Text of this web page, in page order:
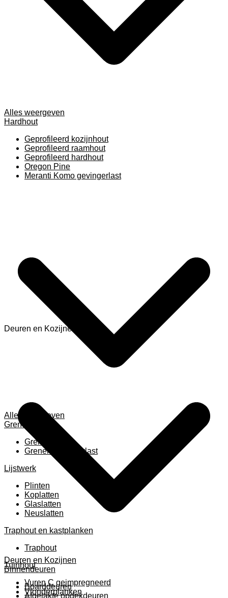
Alles weergeven
Hardhout
Geprofileerd kozijnhout
Geprofileerd raamhout
Geprofileerd hardhout
Oregon Pine
Meranti Komo gevingerlast
Alles weergeven
Grenen
Grenen B ruw
Grenen gevingerlast
Lijstwerk
Plinten
Koplatten
Glaslatten
Neuslatten
Traphout en kastplanken
Traphout
Tuinhout
Vuren C geimpregneerd
Vlonderplanken
Deuren en Kozijnen
Deuren en Kozijnen
Binnendeuren
Boarddeuren
Afgelakte opdekdeuren